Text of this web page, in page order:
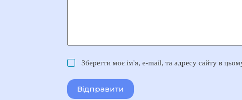
Зберегти моє ім'я, e-mail, та адресу сайту в
Відправити